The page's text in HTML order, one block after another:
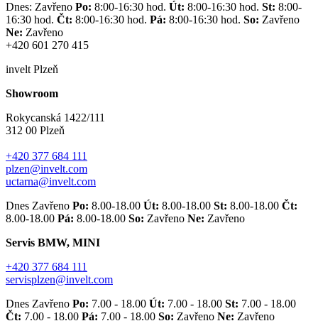
Dnes: Zavřeno Po: 8:00-16:30 hod. Út: 8:00-16:30 hod. St: 8:00-
16:30 hod. Čt: 8:00-16:30 hod. Pá: 8:00-16:30 hod. So: Zavřeno
Ne: Zavřeno
+420 601 270 415
invelt Plzeň
Showroom
Rokycanská 1422/111
312 00 Plzeň
+420 377 684 111
plzen@invelt.com
uctarna@invelt.com
Dnes Zavřeno Po: 8.00-18.00 Út: 8.00-18.00 St: 8.00-18.00 Čt:
8.00-18.00 Pá: 8.00-18.00 So: Zavřeno Ne: Zavřeno
Servis BMW, MINI
+420 377 684 111
servisplzen@invelt.com
Dnes Zavřeno Po: 7.00 - 18.00 Út: 7.00 - 18.00 St: 7.00 - 18.00
Čt: 7.00 - 18.00 Pá: 7.00 - 18.00 So: Zavřeno Ne: Zavřeno